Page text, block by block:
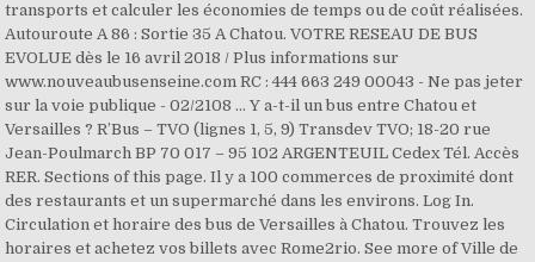
transports et calculer les économies de temps ou de coût réalisées.
Autouroute A 86 : Sortie 35 A Chatou. VOTRE RESEAU DE BUS
EVOLUE dès le 16 avril 2018 / Plus informations sur
www.nouveaubusenseine.com RC : 444 663 249 00043 - Ne pas jeter
sur la voie publique - 02/2108 … Y a-t-il un bus entre Chatou et
Versailles ? R’Bus – TVO (lignes 1, 5, 9) Transdev TVO; 18-20 rue
Jean-Poulmarch BP 70 017 – 95 102 ARGENTEUIL Cedex Tél. Accès
RER. Sections of this page. Il y a 100 commerces de proximité dont
des restaurants et un supermarché dans les environs. Log In.
Circulation et horaire des bus de Versailles à Chatou. Trouvez les
horaires et achetez vos billets avec Rome2rio. See more of Ville de